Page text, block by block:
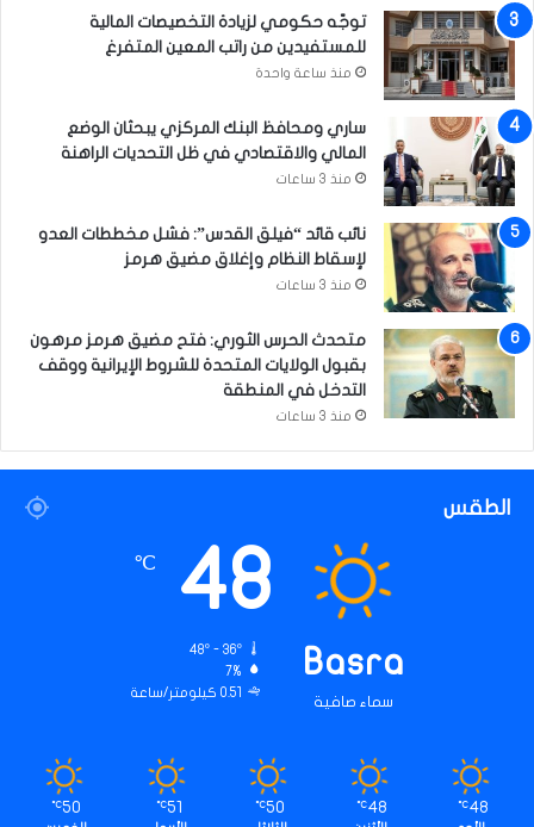
توجّه حكومي لزيادة التخصيصات المالية
للمستفيدين من راتب المعين المتفرغ
منذ ساعة واحدة
ساري ومحافظ البنك المركزي يبحثان الوضع
المالي والاقتصادي في ظل التحديات الراهنة
منذ 3 ساعات
نائب قائد “فيلق القدس”: فشل مخططات العدو
لإسقاط النظام وإغلاق مضيق هرمز
منذ 3 ساعات
متحدث الحرس الثوري: فتح مضيق هرمز مرهون
بقبول الولايات المتحدة للشروط الإيرانية ووقف
التدخل في المنطقة
منذ 3 ساعات
الطقس
Basra
سماء صافية
48
℃
48º - 36º
7%
0.51 كيلومتر/ساعة
48
℃
48
℃
50
℃
51
℃
50
℃